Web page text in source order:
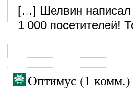
[…] Шелвин написал
1 000 посетителей!
Оптимус (1 комм.)